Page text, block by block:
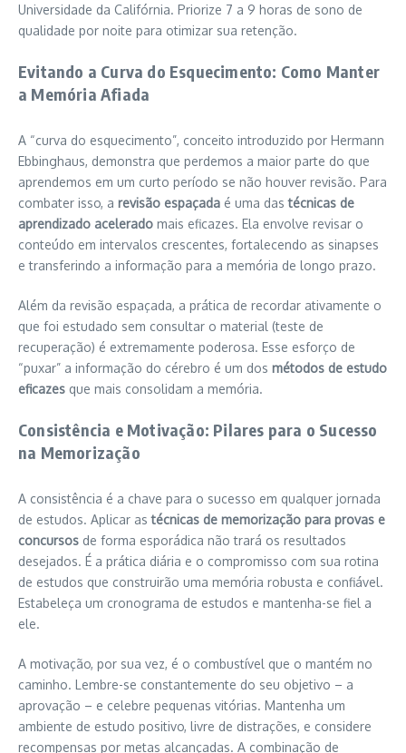
Universidade da Califórnia. Priorize 7 a 9 horas de sono de
qualidade por noite para otimizar sua retenção.
Evitando a Curva do Esquecimento: Como Manter
a Memória Afiada
A “curva do esquecimento”, conceito introduzido por Hermann
Ebbinghaus, demonstra que perdemos a maior parte do que
aprendemos em um curto período se não houver revisão. Para
combater isso, a revisão espaçada é uma dastécnicas de
aprendizado acelerado mais eficazes. Ela envolve revisar o
conteúdo em intervalos crescentes, fortalecendo as sinapses
e transferindo a informação para a memória de longo prazo.
Além da revisão espaçada, a prática de recordar ativamente o
que foi estudado sem consultar o material (teste de
recuperação) é extremamente poderosa. Esse esforço de
“puxar” a informação do cérebro é um dos métodos de estudo
eficazes que mais consolidam a memória.
Consistência e Motivação: Pilares para o Sucesso
na Memorização
A consistência é a chave para o sucesso em qualquer jornada
de estudos. Aplicar astécnicas de memorização para provas e
concursos de forma esporádica não trará os resultados
desejados. É a prática diária e o compromisso com sua rotina
de estudos que construirão uma memória robusta e confiável.
Estabeleça um cronograma de estudos e mantenha-se fiel a
ele.
A motivação, por sua vez, é o combustível que o mantém no
caminho. Lembre-se constantemente do seu objetivo – a
aprovação – e celebre pequenas vitórias. Mantenha um
ambiente de estudo positivo, livre de distrações, e considere
recompensas por metas alcançadas. A combinação de